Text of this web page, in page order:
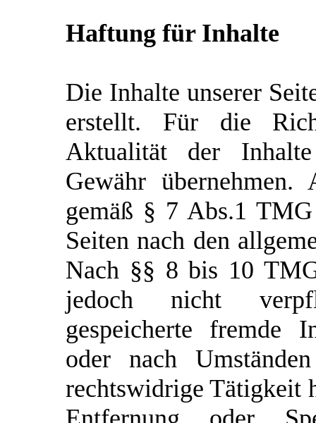
Haftung für Inhalte
Die Inhalte unserer
erstellt. Für die
Aktualität der
Gewähr
gemäß § 7 Abs.1
Seiten nach den
Nach §§ 8 bis 10
jedoch nicht
gespeicherte fremde
oder nach
rechtswidrige Tätigkeit